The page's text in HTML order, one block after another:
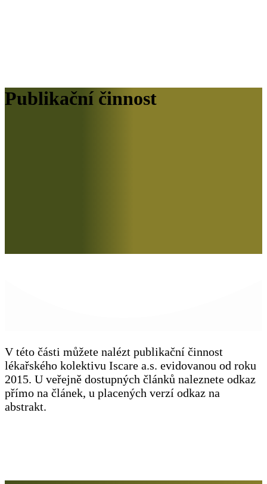
Publikační činnost
V této části můžete nalézt publikační činnost
lékařského kolektivu Iscare a.s. evidovanou od roku
2015. U veřejně dostupných článků naleznete odkaz
přímo na článek, u placených verzí odkaz na
abstrakt.